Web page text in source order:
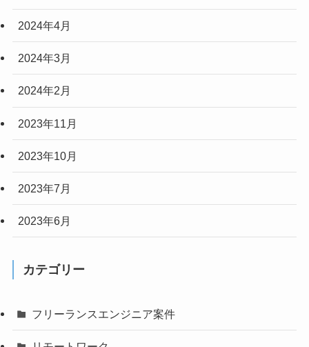
2024年4月
2024年3月
2024年2月
2023年11月
2023年10月
2023年7月
2023年6月
カテゴリー
フリーランスエンジニア案件